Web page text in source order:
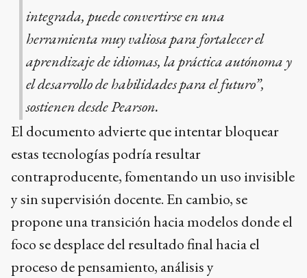
integrada, puede convertirse en una
herramienta muy valiosa para fortalecer el
aprendizaje de idiomas, la práctica autónoma y
el desarrollo de habilidades para el futuro”,
sostienen desde Pearson.
El documento advierte que intentar bloquear
estas tecnologías podría resultar
contraproducente, fomentando un uso invisible
y sin supervisión docente. En cambio, se
propone una transición hacia modelos donde el
foco se desplace del resultado final hacia el
proceso de pensamiento, análisis y